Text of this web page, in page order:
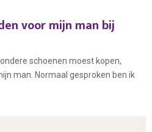
voor mijn man bij
schoenen moest kopen,
man. Normaal gesproken ben ik